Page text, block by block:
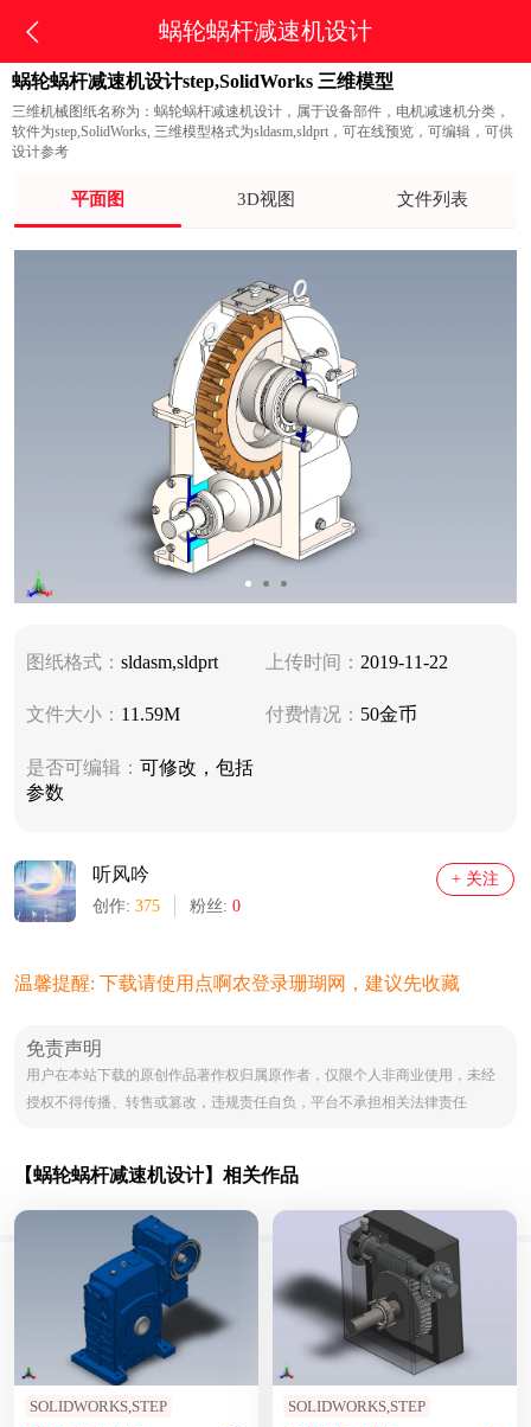
蜗轮蜗杆减速机设计
蜗轮蜗杆减速机设计step,SolidWorks 三维模型
三维机械图纸名称为：蜗轮蜗杆减速机设计，属于设备部件，电机减速机分类，
软件为step,SolidWorks, 三维模型格式为sldasm,sldprt，可在线预览，可编辑，可供
设计参考
平面图 3D视图 文件列表
图纸格式： sldasm,sldprt 上传时间： 2019-11-22
文件大小： 11.59M 付费情况： 50金币
是否可编辑： 可修改，包括
参数
听风吟
创作: 375 粉丝: 0
+ 关注
温馨提醒: 下载请使用点啊农登录珊瑚网，建议先收藏
免责声明
用户在本站下载的原创作品著作权归属原作者，仅限个人非商业使用，未经
授权不得传播、转售或篡改，违规责任自负，平台不承担相关法律责任
【蜗轮蜗杆减速机设计】相关作品
SOLIDWORKS,STEP SOLIDWORKS,STEP